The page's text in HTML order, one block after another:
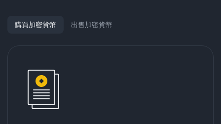
購買加密貨幣 出售加密貨幣